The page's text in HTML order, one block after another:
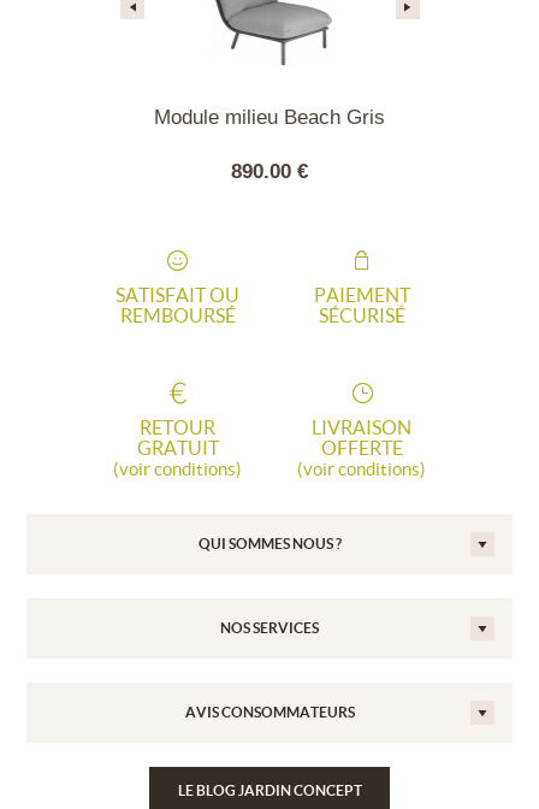
Module milieu Beach Gris
890.00 €
SATISFAIT OU
REMBOURSÉ
PAIEMENT
SÉCURISÉ
RETOUR
GRATUIT
(voir conditions)
LIVRAISON
OFFERTE
(voir conditions)
QUI SOMMES NOUS ?
NOS SERVICES
AVIS CONSOMMATEURS
LE BLOG JARDIN CONCEPT